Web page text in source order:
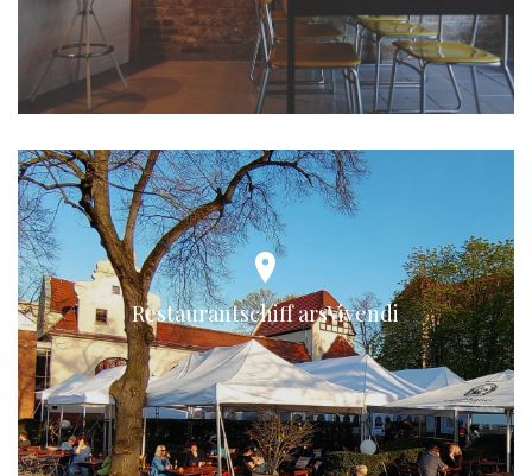
Restaurantschiff arsVivendi